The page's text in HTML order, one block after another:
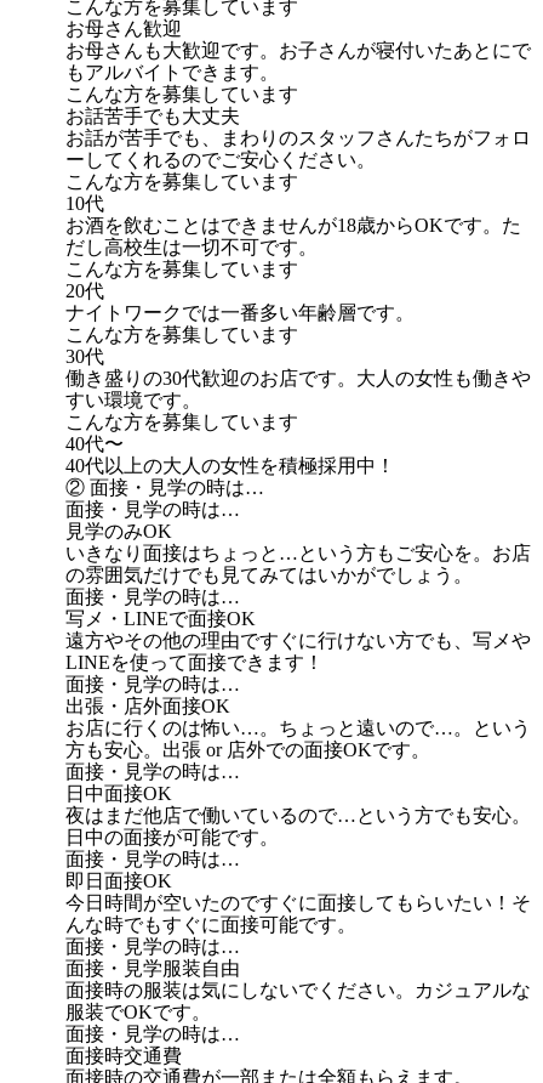
こんな方を募集しています
お母さん歓迎
お母さんも大歓迎です。お子さんが寝付いたあとにで
もアルバイトできます。
こんな方を募集しています
お話苦手でも大丈夫
お話が苦手でも、まわりのスタッフさんたちがフォロ
ーしてくれるのでご安心ください。
こんな方を募集しています
10代
お酒を飲むことはできませんが18歳からOKです。た
だし高校生は一切不可です。
こんな方を募集しています
20代
ナイトワークでは一番多い年齢層です。
こんな方を募集しています
30代
働き盛りの30代歓迎のお店です。大人の女性も働きや
すい環境です。
こんな方を募集しています
40代〜
40代以上の大人の女性を積極採用中！
② 面接・見学の時は…
面接・見学の時は…
見学のみOK
いきなり面接はちょっと…という方もご安心を。お店
の雰囲気だけでも見てみてはいかがでしょう。
面接・見学の時は…
写メ・LINEで面接OK
遠方やその他の理由ですぐに行けない方でも、写メや
LINEを使って面接できます！
面接・見学の時は…
出張・店外面接OK
お店に行くのは怖い…。ちょっと遠いので…。という
方も安心。出張 or 店外での面接OKです。
面接・見学の時は…
日中面接OK
夜はまだ他店で働いているので…という方でも安心。
日中の面接が可能です。
面接・見学の時は…
即日面接OK
今日時間が空いたのですぐに面接してもらいたい！そ
んな時でもすぐに面接可能です。
面接・見学の時は…
面接・見学服装自由
面接時の服装は気にしないでください。カジュアルな
服装でOKです。
面接・見学の時は…
面接時交通費
面接時の交通費が一部または全額もらえます。